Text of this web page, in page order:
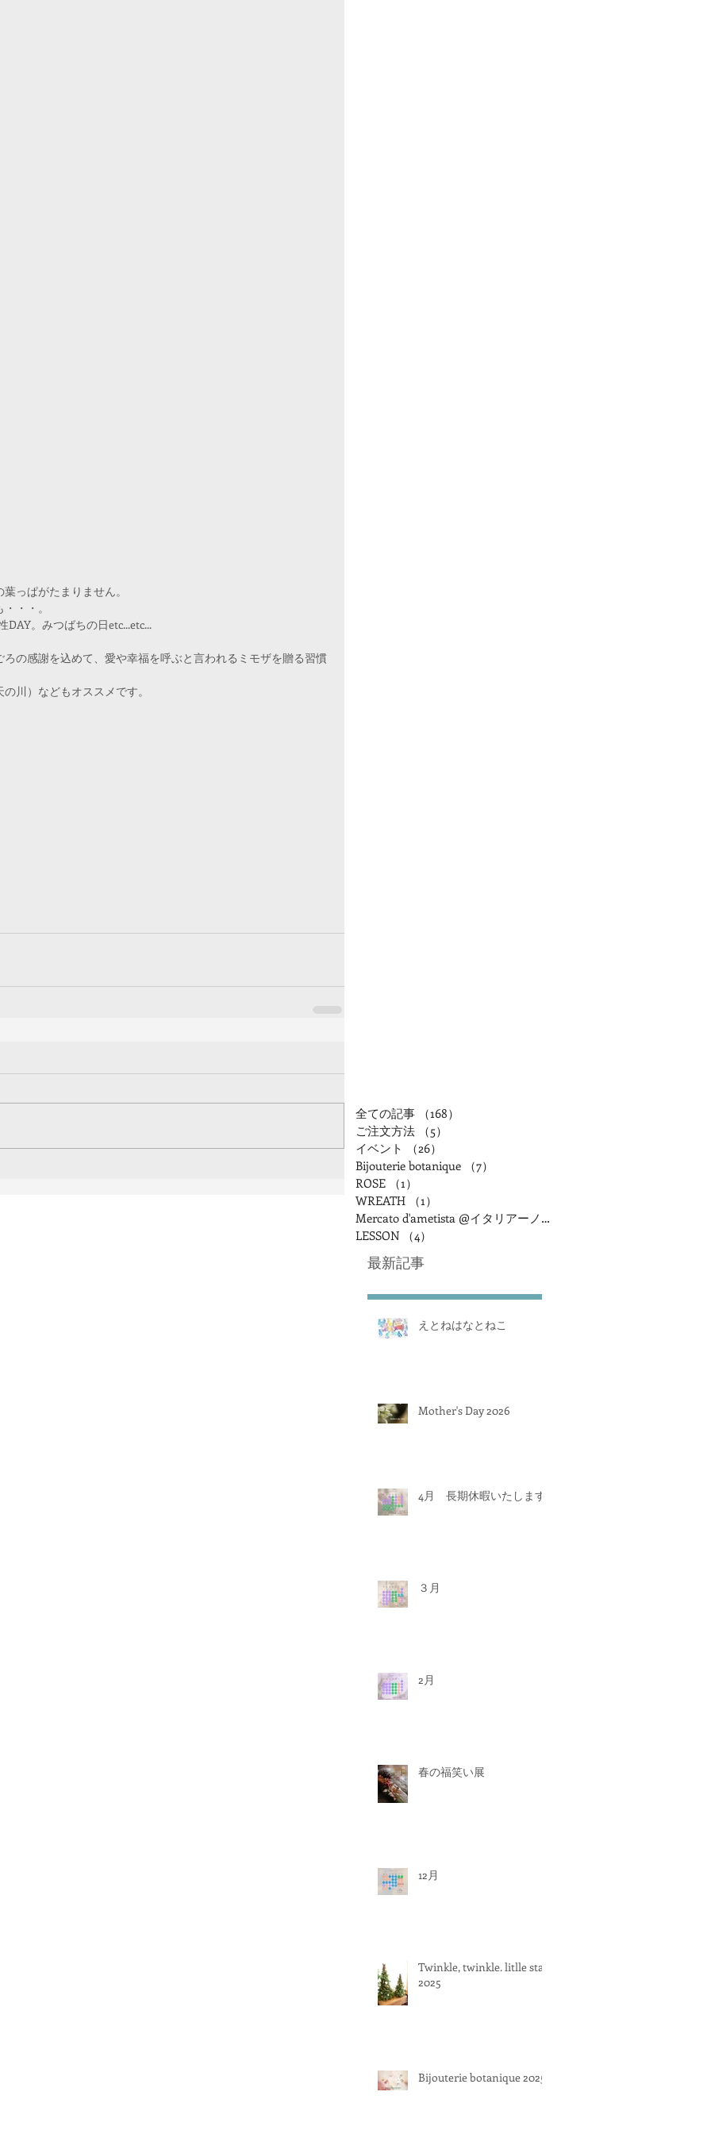
っぱがたまりません。
・・。
DAY。みつばちの日etc...etc...
の感謝を込めて、愛や幸福を呼ぶと言われるミモザを贈る習慣
川）などもオススメです。
全ての記事 （168）
ご注文方法
（5）
イベント
（26）
Bijouterie botanique
（7）
ROSE
（1）
WREATH
（1）
Mercato d'ametista @イタリアーノアランチャ
LESSON
（4）
最新記事
えとねはなとねこ
Mother's Day 2026
4月 長期休暇いたします
３月
2月
春の福笑い展
12月
Twinkle, twinkle. litlle star
2025
Bijouterie botanique 2025